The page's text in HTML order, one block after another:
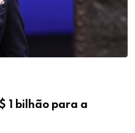
1 bilhão para a